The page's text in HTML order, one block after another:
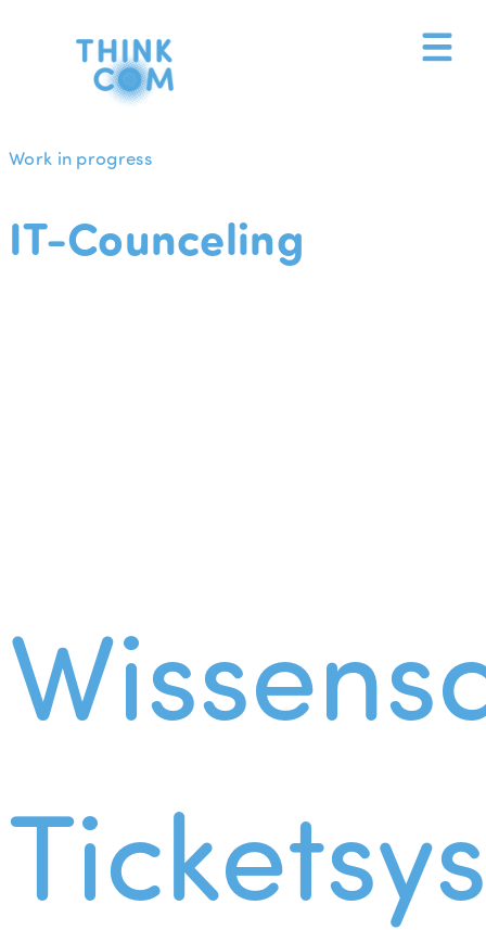
Work in progress
IT-Counceling